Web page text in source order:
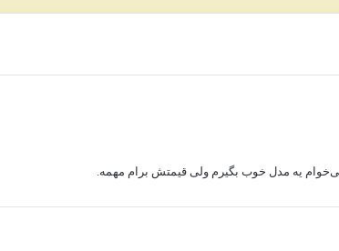
یه مدل خوب بگیرم ولی قیمتش برام مهمه.